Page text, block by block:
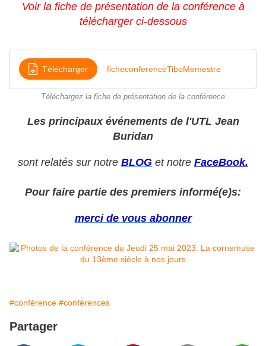
Voir la fiche de présentation de la conférence à
télécharger ci-dessous
Télécharger ficheconferenceTiboMemestre
Téléchargez la fiche de présentation de la conférence
Les principaux événements de l'UTL Jean
Buridan
sont relatés sur notre BLOG et notre FaceBook.
Pour faire partie des premiers informé(e)s:
merci de vous abonner
#conférence #conférences
Partager